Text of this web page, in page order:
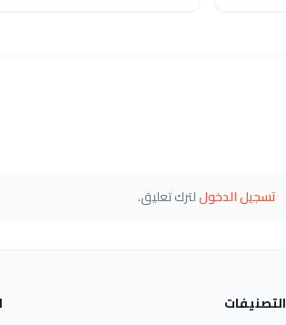
تسجيل الدخوللترك تعليق.
التصنيفات